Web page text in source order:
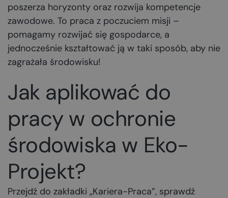
poszerza horyzonty oraz rozwija kompetencje
zawodowe. To praca z poczuciem misji –
pomagamy rozwijać się gospodarce, a
jednocześnie kształtować ją w taki sposób, aby nie
zagrażała środowisku!
Jak aplikować do
pracy w ochronie
środowiska w Eko-
Projekt?
Przejdź do zakładki „Kariera-Praca”, sprawdź